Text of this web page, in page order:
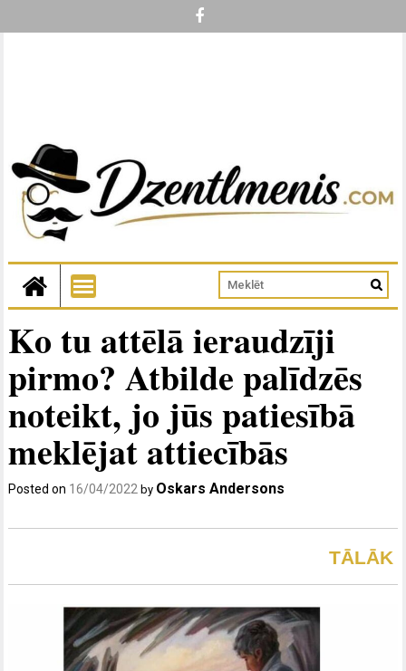
Ko tu attēlā ieraudzīji
pirmo? Atbilde palīdzēs
noteikt, jo jūs patiesībā
meklējat attiecībās
Posted on 16/04/2022 by Oskars Andersons
TĀLĀK